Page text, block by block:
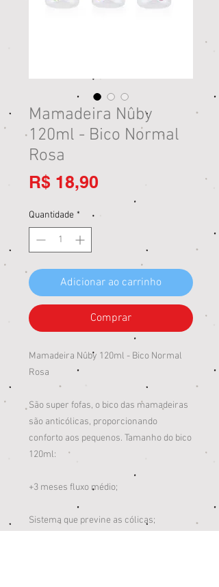
Mamadeira Nûby
120ml - Bico Normal
Rosa
R$ 18,90
Quantidade *
Adicionar ao carrinho
Comprar
Mamadeira Nûby 120ml - Bico Normal
Rosa
São super fofas, o bico das mamadeiras
são anticólicas, proporcionando
conforto aos pequenos. Tamanho do bico
120ml:
+3 meses fluxo médio;
Sistema que previne as cólicas;